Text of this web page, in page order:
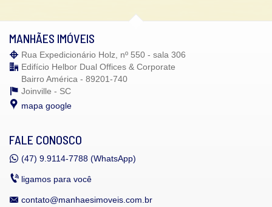
MANHÃES IMÓVEIS
Rua Expedicionário Holz, nº 550 - sala 306
Edifício Helbor Dual Offices & Corporate
Bairro América - 89201-740
Joinville - SC
mapa google
FALE CONOSCO
(47) 9.9114-7788 (WhatsApp)
ligamos para você
contato@manhaesimoveis.com.br